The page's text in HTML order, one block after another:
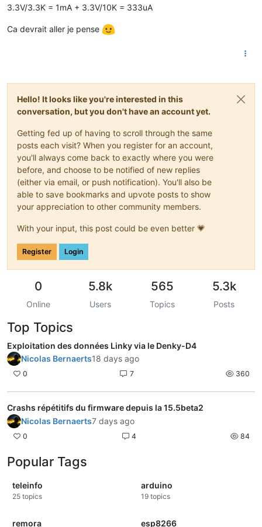
3.3V/3.3K = 1mA + 3.3V/10K = 333uA
Ca devrait aller je pense
Hello! It looks like you're interested in this
conversation, but you don't have an account yet.
Getting fed up of having to scroll through the same
posts each visit? When you register for an account,
you'll always come back to exactly where you were
before, and choose to be notified of new replies
(either via email, or push notification). You'll also be
able to save bookmarks and upvote posts to show
your appreciation to other community members.
With your input, this post could be even better 💗
Register Login
0
Online
5.8k
Users
565
Topics
5.3k
Posts
Top Topics
Exploitation des données Linky via le Denky-D4
Nicolas Bernaerts18 days ago
0 7 360
Crashs répétitifs du firmware depuis la 15.5beta2
Nicolas Bernaerts7 days ago
0 4 84
Popular Tags
teleinfo
25 topics
arduino
19 topics
remora esp8266